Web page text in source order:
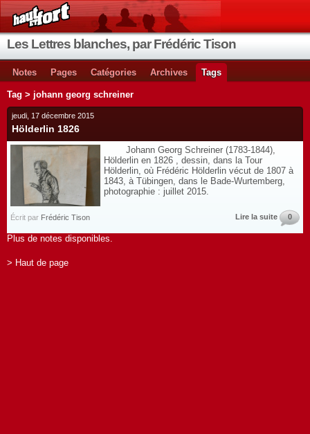
Les Lettres blanches, par Frédéric Tison
Notes Pages Catégories Archives Tags
Tag > johann georg schreiner
jeudi, 17 décembre 2015
Hölderlin 1826
Johann Georg Schreiner (1783-1844),
Hölderlin en 1826 , dessin, dans la Tour
Hölderlin, où Frédéric Hölderlin vécut de 1807 à
1843, à Tübingen, dans le Bade-Wurtemberg,
photographie : juillet 2015.
Écrit par Frédéric Tison Lire la suite 0
Plus de notes disponibles.
> Haut de page